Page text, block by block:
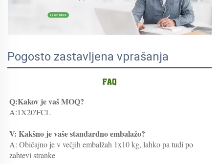
Pogosto zastavljena vprašanja
Q:Kakov je vaš MOQ?
A:1X20'FCL
V: Kakšno je vaše standardno embalažo?
A: Običajno je v večjih embalžah 1x10 kg, lahko pa tudi po
zahtevi stranke